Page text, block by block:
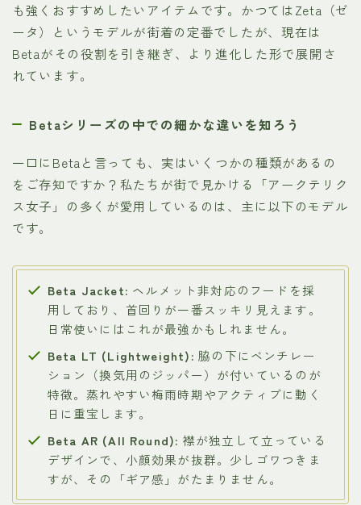
も強くおすすめしたいアイテムです。かつてはZeta（ゼ
ータ）というモデルが街着の定番でしたが、現在は
Betaがその役割を引き継ぎ、より進化した形で展開さ
れています。
Betaシリーズの中での細かな違いを知ろう
一口にBetaと言っても、実はいくつかの種類があるの
をご存知ですか？私たちが街で見かける「アークテリク
ス女子」の多くが愛用しているのは、主に以下のモデル
です。
Beta Jacket: ヘルメット非対応のフードを採
用しており、首回りが一番スッキリ見えます。
日常使いにはこれが最強かもしれません。
Beta LT (Lightweight): 脇の下にベンチレー
ション（換気用のジッパー）が付いているのが
特徴。蒸れやすい梅雨時期やアクティブに動く
日に重宝します。
Beta AR (All Round): 襟が独立して立っている
デザインで、小顔効果が抜群。少しゴワつきま
すが、その「ギア感」がたまりません。